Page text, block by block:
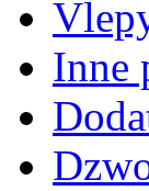
Inne